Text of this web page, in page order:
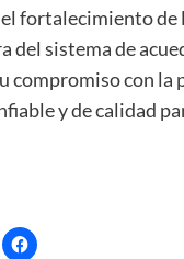
fortalecimiento de
del sistema de
compromiso con la
y de calidad